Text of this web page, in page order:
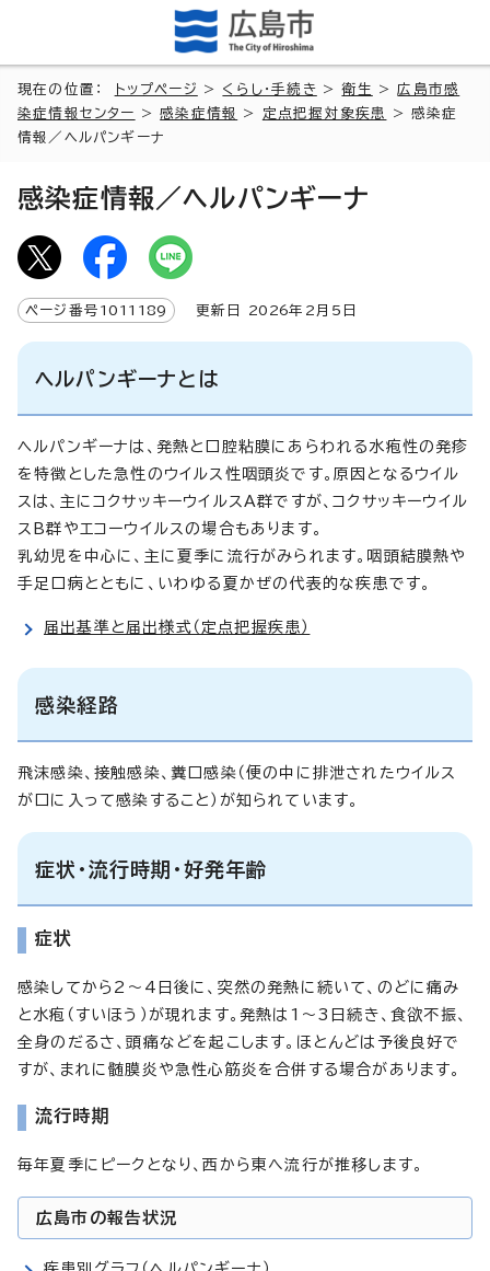
現在の位置： トップページ > くらし・手続き >衛生 >広島市感
染症情報センター
>感染症情報 > 定点把握対象疾患
> 感染症
情報／ヘルパンギーナ
感染症情報／ヘルパンギーナ
ページ番号 1011189 更新日 2026年2月5日
ヘルパンギーナとは
ヘルパンギーナは、発熱と口腔粘膜にあらわれる水疱性の発疹
を特徴とした急性のウイルス性咽頭炎です。原因となるウイル
スは、主にコクサッキーウイルスA群ですが、コクサッキーウイル
スB群やエコーウイルスの場合もあります。
乳幼児を中心に、主に夏季に流行がみられます。咽頭結膜熱や
手足口病とともに、いわゆる夏かぜの代表的な疾患です。
届出基準と届出様式（定点把握疾患）
感染経路
飛沫感染、接触感染、糞口感染（便の中に排泄されたウイルス
が口に入って感染すること）が知られています。
症状・流行時期・好発年齢
症状
感染してから2～4日後に、突然の発熱に続いて、のどに痛み
と水疱（すいほう）が現れます。発熱は1～3日続き、食欲不振、
全身のだるさ、頭痛などを起こします。ほとんどは予後良好で
すが、まれに髄膜炎や急性心筋炎を合併する場合があります。
流行時期
毎年夏季にピークとなり、西から東へ流行が推移します。
広島市の報告状況